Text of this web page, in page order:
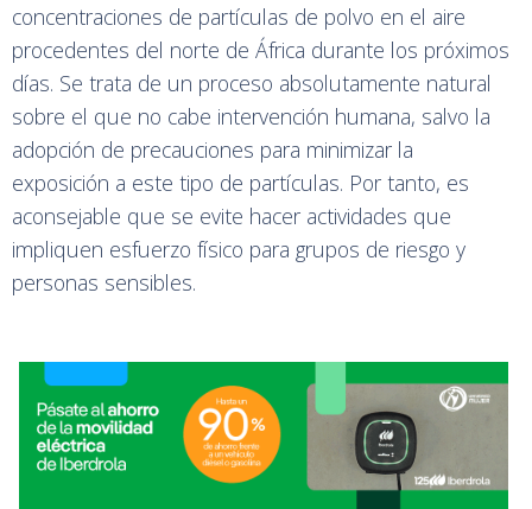
concentraciones de partículas de polvo en el aire
procedentes del norte de África durante los próximos
días. Se trata de un proceso absolutamente natural
sobre el que no cabe intervención humana, salvo la
adopción de precauciones para minimizar la
exposición a este tipo de partículas. Por tanto, es
aconsejable que se evite hacer actividades que
impliquen esfuerzo físico para grupos de riesgo y
personas sensibles.